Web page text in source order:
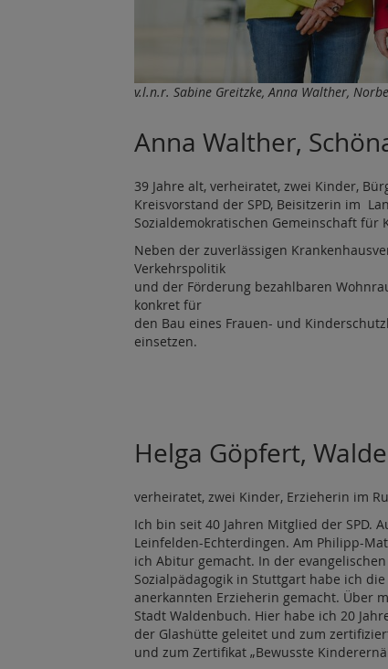
v.l.n.r. Sabine Greitzke, Anna Walther,
Anna Walther,
39 Jahre alt, verheiratet, zwei Kinder,
Kreisvorstand der SPD, Beisitzerin im
Sozialdemokratischen Gemeinschaft für
Neben der zuverlässigen
Verkehrspolitik
und der Förderung bezahlbaren
konkret für
den Bau eines Frauen- und
einsetzen.
Helga Göpfert,
verheiratet, zwei Kinder, Erzieherin im
Ich bin seit 40 Jahren Mitglied der SPD.
Leinfelden-Echterdingen. Am Philipp-
ich Abitur gemacht. In der
Sozialpädagogik in Stuttgart habe ich
anerkannten Erzieherin gemacht. Über
Stadt Waldenbuch. Hier habe ich 20
der Glashütte geleitet und zum
und zum Zertifikat „Bewusste